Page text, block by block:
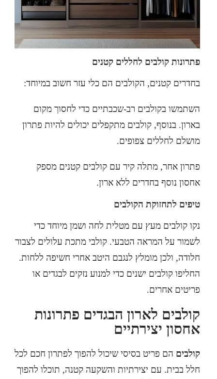
פתרונות קולבים לחללים קטנים
בחדרים קטנים, הקולבים הם כלי עזר חשוב במיוחד:
השתמשו בקולבים רב-שכבתיים כדי לחסוך מקום
בארון. בנוסף, קולבים מתקפלים יכולים להיות פתרון
מושלם לחללים צפופים.
פתרון אחר, מתלה קיר עם קולבים קטנים מספק
אחסון נוסף בחדרים ללא ארון.
טיפים לתחזוקת הקולבים
נקו קולבים מעץ עם מטלית לחה ושמן מיוחד כדי
לשמור על המראה הטבעי. קולבי מתכת עלולים לצבור
חלודה, ולכן מומלץ לנגבם היטב אחרי חשיפה ללחות.
החליפו קולבים ישנים כדי למנוע נזקים לבגדים או
פריטים אחרים.
קולבים לארון הבגדים פתרונות
אחסון יצירתיים
קולבים הם פריט בסיסי שיכול להפוך לפתרון חכם לכל
חלל בבית. עם יצירתיות והשקעה קטנה, תוכלו להפוך